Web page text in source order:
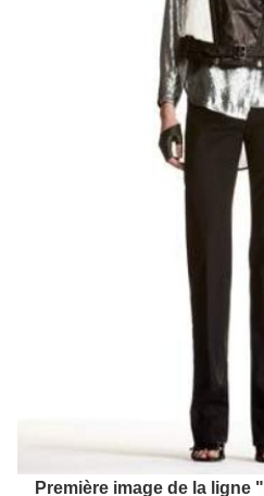
Première image de la ligne